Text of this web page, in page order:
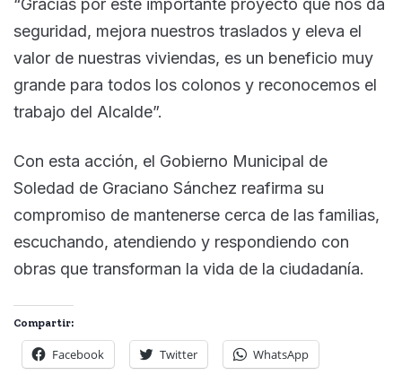
“Gracias por este importante proyecto que nos da
seguridad, mejora nuestros traslados y eleva el
valor de nuestras viviendas, es un beneficio muy
grande para todos los colonos y reconocemos el
trabajo del Alcalde”.
Con esta acción, el Gobierno Municipal de
Soledad de Graciano Sánchez reafirma su
compromiso de mantenerse cerca de las familias,
escuchando, atendiendo y respondiendo con
obras que transforman la vida de la ciudadanía.
Compartir:
Facebook Twitter WhatsApp